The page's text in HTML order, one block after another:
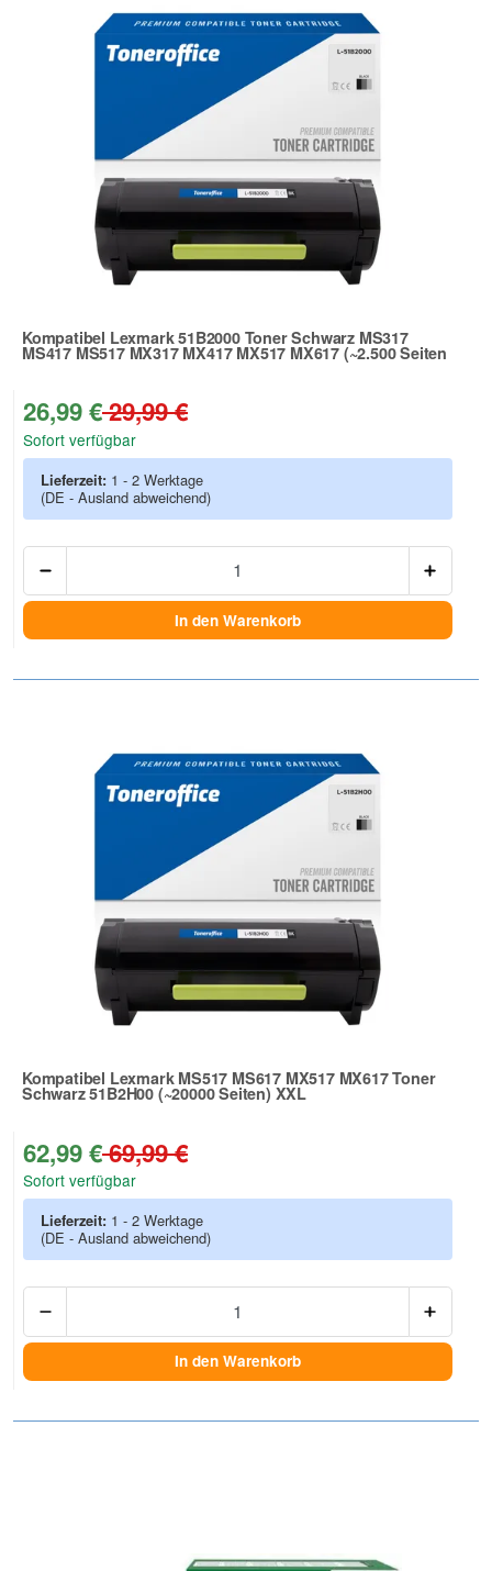
Kompatibel Lexmark 51B2000 Toner Schwarz MS317
MS417 MS517 MX317 MX417 MX517 MX617 (~2.500 Seiten
Zur Artikelbewertung
26,99 €29,99 €
Sofort verfügbar
Lieferzeit: 1 - 2 Werktage
(DE - Ausland abweichend)
In den Warenkorb
Kompatibel Lexmark MS517 MS617 MX517 MX617 Toner
Schwarz 51B2H00 (~20000 Seiten) XXL
Zur Artikelbewertung
62,99 €69,99 €
Sofort verfügbar
Lieferzeit: 1 - 2 Werktage
(DE - Ausland abweichend)
In den Warenkorb